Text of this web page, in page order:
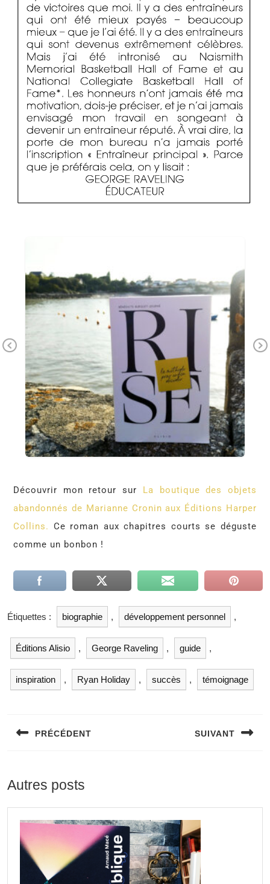
Découvrir mon retour sur La boutique des objets
abandonnés de Marianne Cronin aux Éditions Harper
Collins. Ce roman aux chapitres courts se déguste
comme un bonbon !
Étiquettes : biographie , développement personnel ,
Éditions Alisio , George Raveling , guide ,
inspiration , Ryan Holiday , succès , témoignage
PRÉCÉDENT SUIVANT
Autres posts